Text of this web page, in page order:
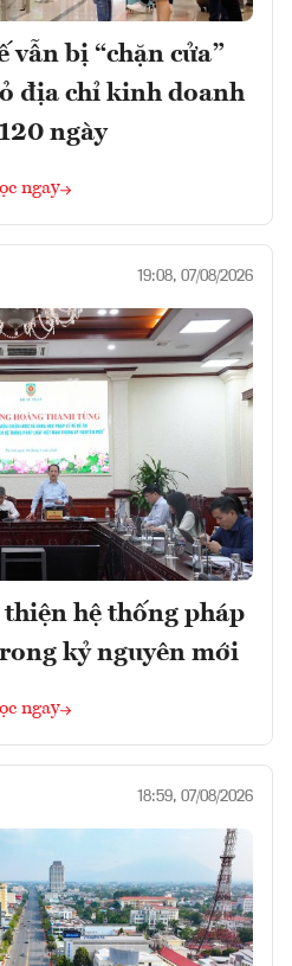
vẫn bị “chặn cửa”
địa chỉ kinh doanh
ngày
ngay
19:08, 07/08/2026
hệ thống pháp
kỷ nguyên mới
ngay
18:59, 07/08/2026